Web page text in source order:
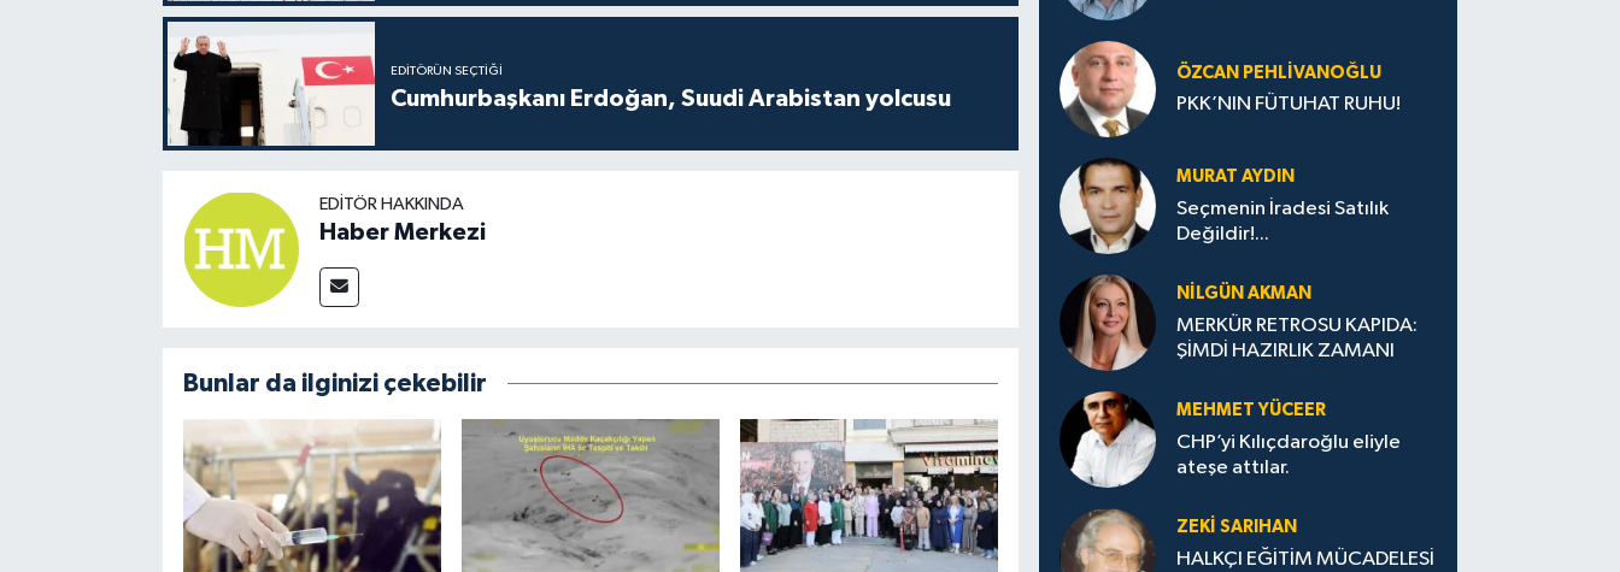
EDITÖRÜN SEÇTIĞI
Cumhurbaşkanı Erdoğan, Suudi Arabistan yolcusu
EDITÖR HAKKINDA
Haber Merkezi
Bunlar da ilginizi çekebilir
ÖZCAN PEHLIVANOĞLU
PKK’NIN FÜTUHAT RUHU!
MURAT AYDIN
Seçmenin İradesi Satılık
Değildir!...
NILGÜN AKMAN
MERKÜR RETROSU KAPIDA:
ŞİMDİ HAZIRLIK ZAMANI
MEHMET YÜCEER
CHP’yi Kılıçdaroğlu eliyle
ateşe attılar.
ZEKI SARIHAN
HALKÇI EĞİTİM MÜCADELESİ